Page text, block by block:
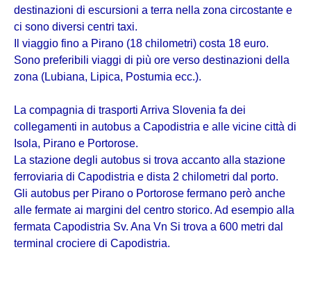
destinazioni di escursioni a terra nella zona circostante e
ci sono diversi centri taxi.
Il viaggio fino a Pirano (18 chilometri) costa 18 euro.
Sono preferibili viaggi di più ore verso destinazioni della
zona (Lubiana, Lipica, Postumia ecc.).
La compagnia di trasporti Arriva Slovenia fa dei
collegamenti in autobus a Capodistria e alle vicine città di
Isola, Pirano e Portorose.
La stazione degli autobus si trova accanto alla stazione
ferroviaria di Capodistria e dista 2 chilometri dal porto.
Gli autobus per Pirano o Portorose fermano però anche
alle fermate ai margini del centro storico. Ad esempio alla
fermata Capodistria Sv. Ana Vn Si trova a 600 metri dal
terminal crociere di Capodistria.